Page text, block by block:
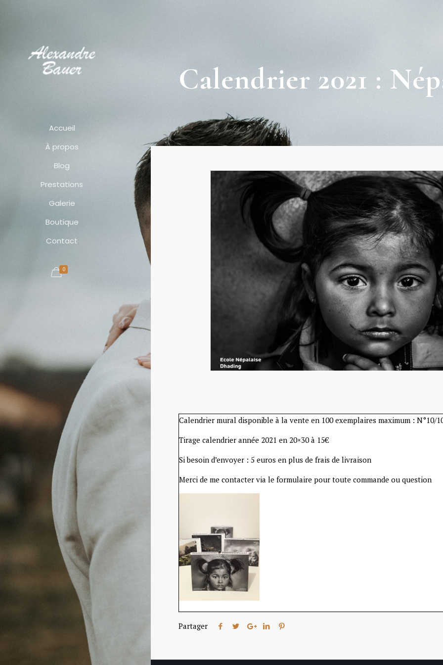
Accueil
À propos
Blog
Prestations
Galerie
Boutique
Contact
0
Calendrier 2021 :
Calendrier mural disponible à la vente en 100 exemplaires maximum : N°10/
Tirage calendrier année 2021 en 20×30 à 15€
Si besoin d’envoyer : 5 euros en plus de frais de livraison
Merci de me contacter via le formulaire pour toute commande ou question
Partager